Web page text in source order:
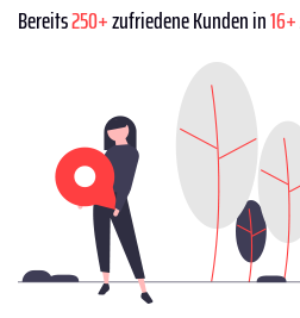
Bereits250+zufriedene Kunden in16+